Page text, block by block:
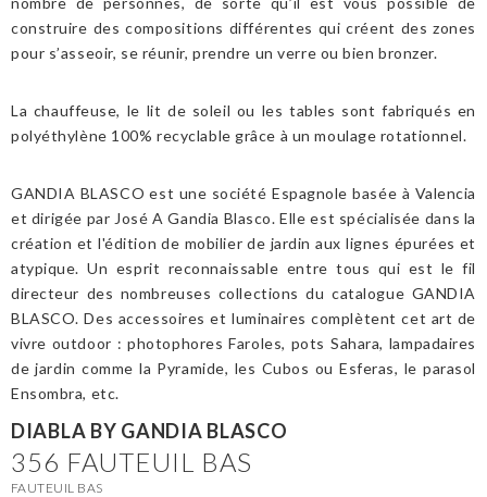
construire des compositions différentes qui créent des zones
pour s’asseoir, se réunir, prendre un verre ou bien bronzer.
La chauffeuse, le lit de soleil ou les tables sont fabriqués en
polyéthylène 100% recyclable grâce à un moulage rotationnel.
GANDIA BLASCO est une société Espagnole basée à Valencia
et dirigée par José A Gandia Blasco. Elle est spécialisée dans la
création et l'édition de mobilier de jardin aux lignes épurées et
atypique. Un esprit reconnaissable entre tous qui est le fil
directeur des nombreuses collections du catalogue GANDIA
BLASCO. Des accessoires et luminaires complètent cet art de
vivre outdoor : photophores Faroles, pots Sahara, lampadaires
de jardin comme la Pyramide, les Cubos ou Esferas, le parasol
Ensombra, etc.
356 FAUTEUIL BAS
DIABLA BY GANDIA BLASCO
FAUTEUIL BAS